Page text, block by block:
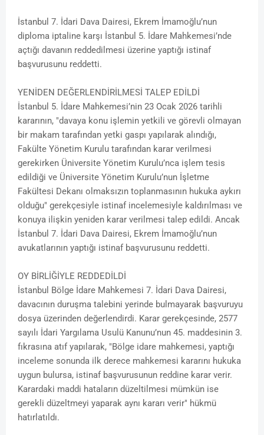
İstanbul 7. İdari Dava Dairesi, Ekrem İmamoğlu’nun
diploma iptaline karşı İstanbul 5. İdare Mahkemesi’nde
açtığı davanın reddedilmesi üzerine yaptığı istinaf
başvurusunu reddetti.
YENİDEN DEĞERLENDİRİLMESİ TALEP EDİLDİ
İstanbul 5. İdare Mahkemesi’nin 23 Ocak 2026 tarihli
kararının, "davaya konu işlemin yetkili ve görevli olmayan
bir makam tarafından yetki gaspı yapılarak alındığı,
Fakülte Yönetim Kurulu tarafından karar verilmesi
gerekirken Üniversite Yönetim Kurulu’nca işlem tesis
edildiği ve Üniversite Yönetim Kurulu’nun İşletme
Fakültesi Dekanı olmaksızın toplanmasının hukuka aykırı
olduğu" gerekçesiyle istinaf incelemesiyle kaldırılması ve
konuya ilişkin yeniden karar verilmesi talep edildi. Ancak
İstanbul 7. İdari Dava Dairesi, Ekrem İmamoğlu’nun
avukatlarının yaptığı istinaf başvurusunu reddetti.
OY BİRLİĞİYLE REDDEDİLDİ
İstanbul Bölge İdare Mahkemesi 7. İdari Dava Dairesi,
davacının duruşma talebini yerinde bulmayarak başvuruyu
dosya üzerinden değerlendirdi. Karar gerekçesinde, 2577
sayılı İdari Yargılama Usulü Kanunu’nun 45. maddesinin 3.
fıkrasına atıf yapılarak, "Bölge idare mahkemesi, yaptığı
inceleme sonunda ilk derece mahkemesi kararını hukuka
uygun bulursa, istinaf başvurusunun reddine karar verir.
Karardaki maddi hataların düzeltilmesi mümkün ise
gerekli düzeltmeyi yaparak aynı kararı verir" hükmü
hatırlatıldı.